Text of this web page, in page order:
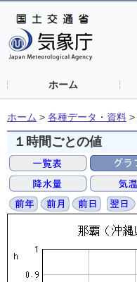
ホーム
ホーム > 各種データ・資料 >
１時間ごとの値